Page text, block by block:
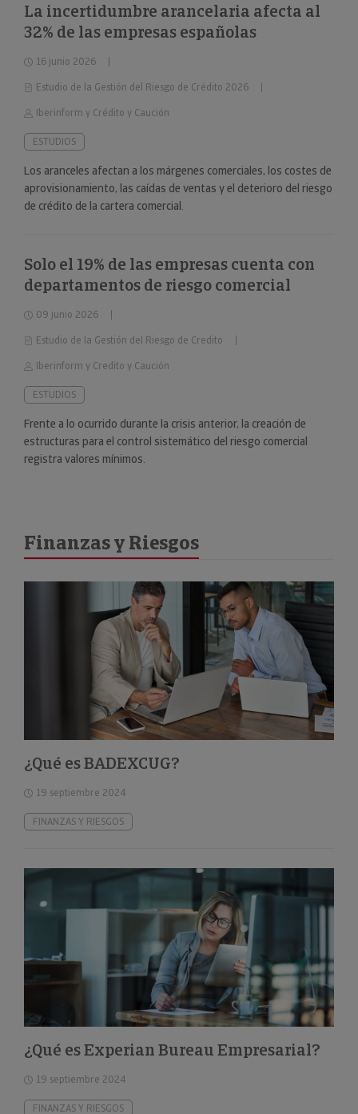
La incertidumbre arancelaria afecta al
32% de las empresas españolas
16 junio 2026
Estudio de la Gestión del Riesgo de Crédito 2026
Iberinform y Crédito y Caución
ESTUDIOS
Los aranceles afectan a los márgenes comerciales, los costes de
aprovisionamiento, las caídas de ventas y el deterioro del riesgo
de crédito de la cartera comercial.
Solo el 19% de las empresas cuenta con
departamentos de riesgo comercial
09 junio 2026
Estudio de la Gestión del Riesgo de Credito
Iberinform y Credito y Caución
ESTUDIOS
Frente a lo ocurrido durante la crisis anterior, la creación de
estructuras para el control sistemático del riesgo comercial
registra valores mínimos.
Finanzas y Riesgos
¿Qué es BADEXCUG?
19 septiembre 2024
FINANZAS Y RIESGOS
¿Qué es Experian Bureau Empresarial?
19 septiembre 2024
FINANZAS Y RIESGOS